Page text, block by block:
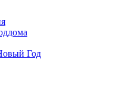
Год